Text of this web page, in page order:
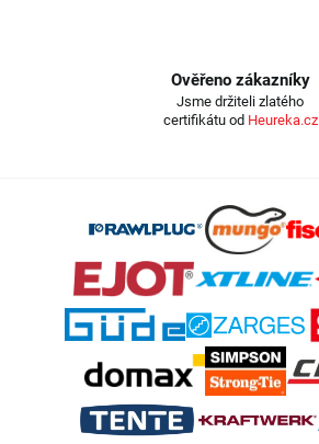
Ověřeno zákazníky
Jsme držiteli zlatého
certifikátu od Heureka.cz